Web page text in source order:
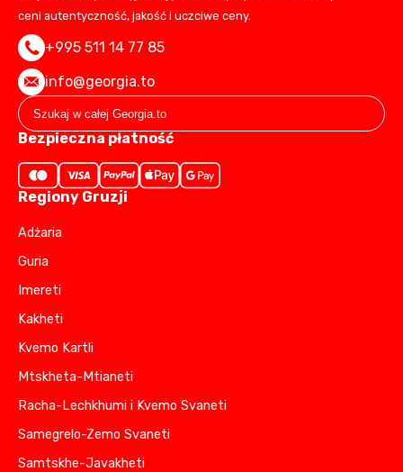
ceni autentyczność, jakość i uczciwe ceny.
+995 511 14 77 85
info@georgia.to
Bezpieczna płatność
Regiony Gruzji
Adżaria
Guria
Imereti
Kakheti
Kvemo Kartli
Mtskheta-Mtianeti
Racha-Lechkhumi i Kvemo Svaneti
Samegrelo-Zemo Svaneti
Samtskhe-Javakheti